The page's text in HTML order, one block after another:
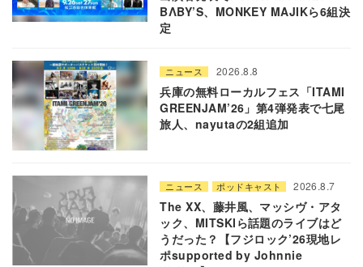
BΛBY’S、MONKEY MAJIKら6組決
定
ニュース 2026.8.8
兵庫の無料ローカルフェス「ITAMI
GREENJAM’26」第4弾発表で七尾
旅人、nayutaの2組追加
ニュース ポッドキャスト 2026.8.7
The XX、藤井風、マッシヴ・アタ
ック、MITSKIら話題のライブはど
うだった？【フジロック’26現地レ
ポsupported by Johnnie